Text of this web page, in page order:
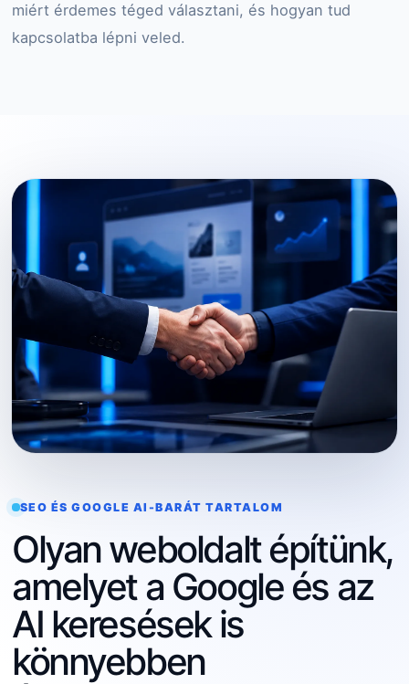
miért érdemes téged választani, és hogyan tud
kapcsolatba lépni veled.
SEO ÉS GOOGLE AI-BARÁT TARTALOM
Olyan weboldalt építünk,
amelyet a Google és az
AI keresések is
könnyebben